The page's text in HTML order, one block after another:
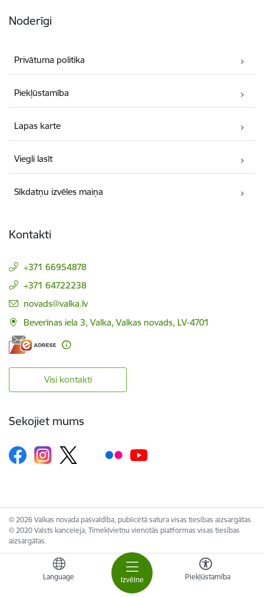
Izvēlne
Language Piekļūstamība
Noderīgi
Privātuma politika
Piekļūstamība
Lapas karte
Viegli lasīt
Sīkdatņu izvēles maiņa
Kontakti
+371 66954878
+371 64722238
E-pasts:
novads@valka.lv
Beverīnas iela 3, Valka, Valkas novads, LV-4701
Visi kontakti
Sekojiet mums
© 2026 Valkas novada pašvaldība, publicētā satura visas tiesības aizsargātas.
© 2020 Valsts kanceleja, Tīmekļvietņu vienotās platformas visas tiesības
aizsargātas.